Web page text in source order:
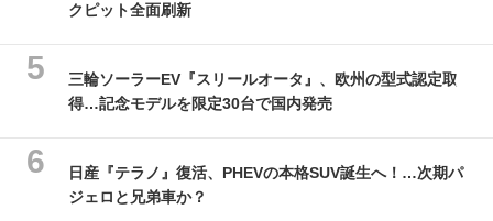
クピット全面刷新
三輪ソーラーEV『スリールオータ』、欧州の型式認定取
得…記念モデルを限定30台で国内発売
日産『テラノ』復活、PHEVの本格SUV誕生へ！…次期パ
ジェロと兄弟車か？